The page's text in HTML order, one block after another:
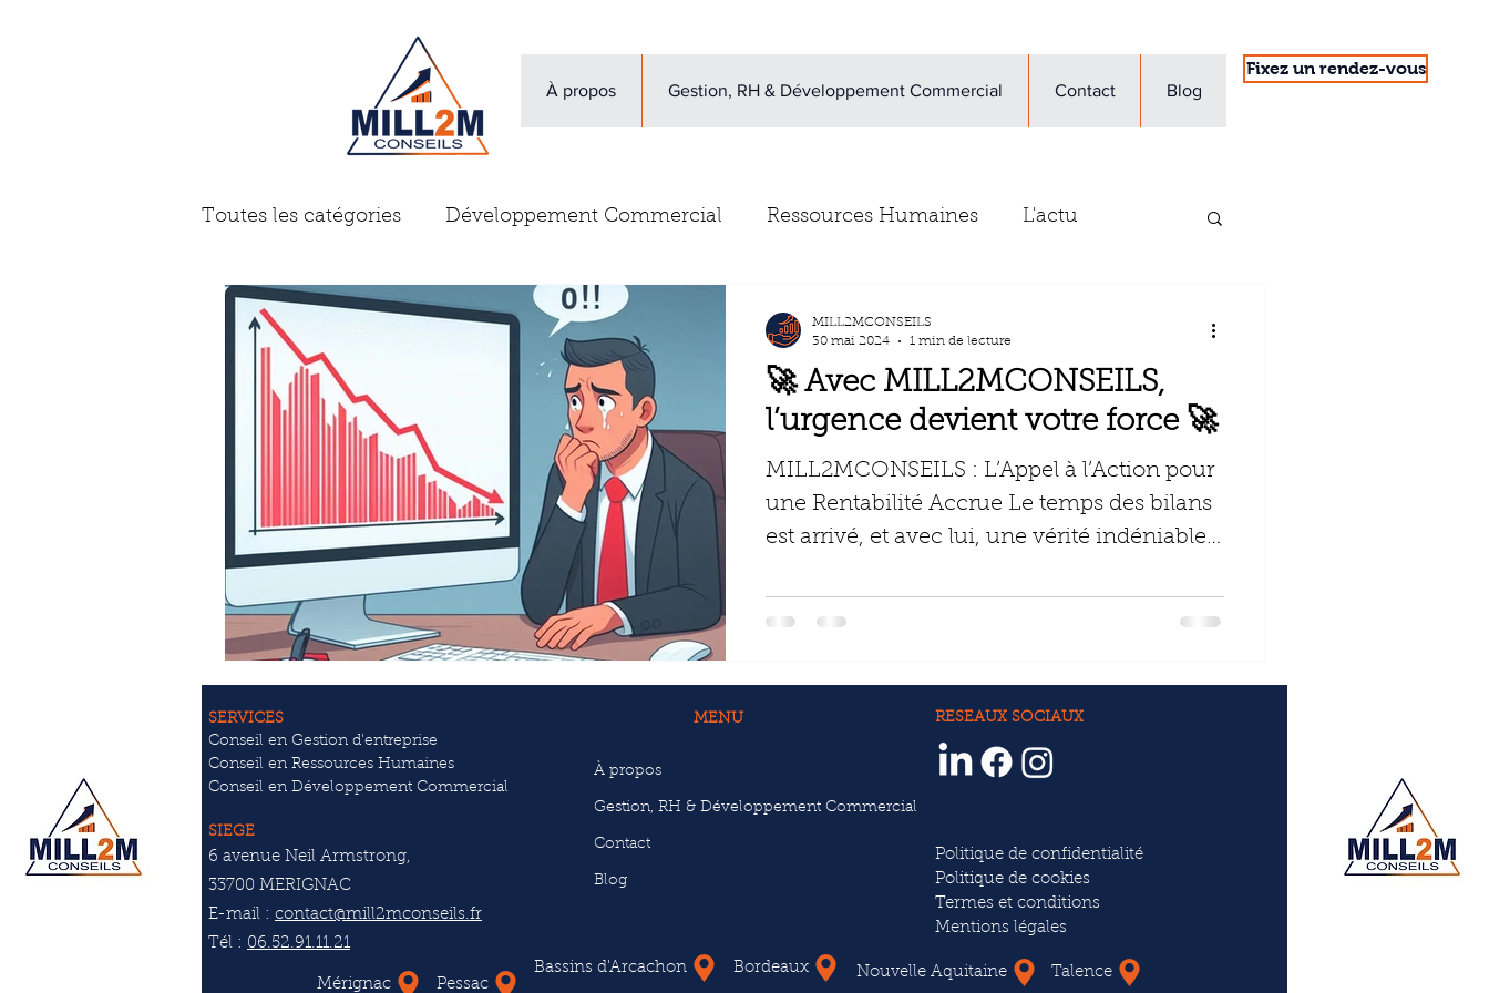
À propos Gestion, RH & Développement Commercial Contact Blog
Fixez un rendez-vous
Toutes les catégories Développement Commercial Ressources Humaines L'actu
Gestion d'entreprise Avis clients
Problème des dirigeants
🚀 Avec MILL2MCONSEILS,
l’urgence devient votre force 🚀
MILL2MCONSEILS : L’Appel à l’Action pour
une Rentabilité Accrue Le temps des bilans
est arrivé, et avec lui, une vérité indéniable
MILL2MCONSEILS
30 mai 2024
1 min de lecture
SERVICES
Conseil en Gestion d'entreprise
Conseil en Ressources Humaines
Conseil en Développement Commercial
SIEGE
6 avenue Neil Armstrong,
33700 MERIGNAC
E-mail : contact@mill2mconseils.fr
Tél : 06.52.91.11.21
Mérignac Pessac
MENU
À propos
Gestion, RH & Développement Commercial
Contact
Blog
Bassins d'Arcachon Bordeaux
RESEAUX SOCIAUX
Politique de confidentialité
Politique de cookies
Termes et conditions
Mentions légales
Nouvelle Aquitaine Talence